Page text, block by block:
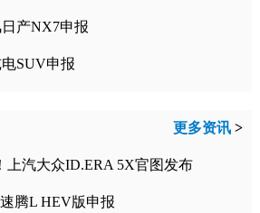
产NX7申报
SUV申报
更多资讯 >
上汽大众ID.ERA 5X官图发布
腾L HEV版申报